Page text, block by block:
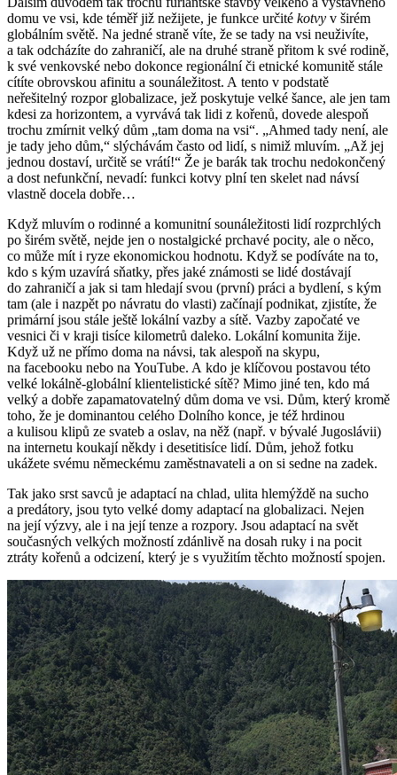
domu ve vsi, kde téměř již nežijete, je funkce určité kotvy v širém
globálním světě. Na jedné straně víte, že se tady na vsi neuživíte,
a tak odcházíte do zahraničí, ale na druhé straně přitom k své rodině,
k své venkovské nebo dokonce regionální či etnické komunitě stále
cítíte obrovskou afinitu a sounáležitost. A tento v podstatě
neřešitelný rozpor globalizace, jež poskytuje velké šance, ale jen tam
kdesi za horizontem, a vyrvává tak lidi z kořenů, dovede alespoň
trochu zmírnit velký dům „tam doma na vsi“. „Ahmed tady není, ale
je tady jeho dům,“ slýchávám často od lidí, s nimiž mluvím. „Až jej
jednou dostaví, určitě se vrátí!“ Že je barák tak trochu nedokončený
a dost nefunkční, nevadí: funkci kotvy plní ten skelet nad návsí
vlastně docela dobře…
Když mluvím o rodinné a komunitní sounáležitosti lidí rozprchlých
po širém světě, nejde jen o nostalgické prchavé pocity, ale o něco,
co může mít i ryze ekonomickou hodnotu. Když se podíváte na to,
kdo s kým uzavírá sňatky, přes jaké známosti se lidé dostávají
do zahraničí a jak si tam hledají svou (první) práci a bydlení, s kým
tam (ale i nazpět po návratu do vlasti) začínají podnikat, zjistíte, že
primární jsou stále ještě lokální vazby a sítě. Vazby započaté ve
vesnici či v kraji tisíce kilometrů daleko. Lokální komunita žije.
Když už ne přímo doma na návsi, tak alespoň na skypu,
na facebooku nebo na YouTube. A kdo je klíčovou postavou této
velké lokálně-globální klientelistické sítě? Mimo jiné ten, kdo má
velký a dobře zapamatovatelný dům doma ve vsi. Dům, který kromě
toho, že je dominantou celého Dolního konce, je též hrdinou
a kulisou klipů ze svateb a oslav, na něž (např. v bývalé Jugoslávii)
na internetu koukají někdy i desetitisíce lidí. Dům, jehož fotku
ukážete svému německému zaměstnavateli a on si sedne na zadek.
Tak jako srst savců je adaptací na chlad, ulita hlemýždě na sucho
a predátory, jsou tyto velké domy adaptací na globalizaci. Nejen
na její výzvy, ale i na její tenze a rozpory. Jsou adaptací na svět
současných velkých možností zdánlivě na dosah ruky i na pocit
ztráty kořenů a odcizení, který je s využitím těchto možností spojen.